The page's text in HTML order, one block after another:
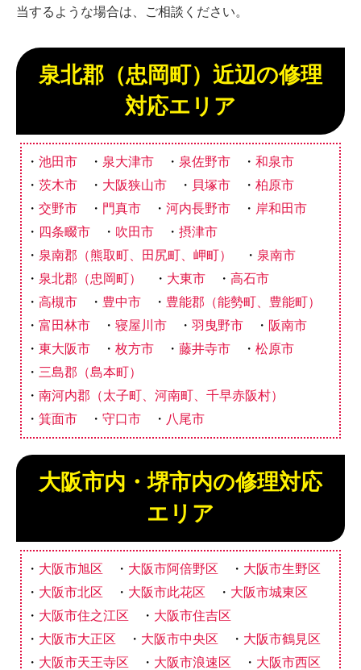
当するような場合は、ご相談ください。
泉北郡（忠岡町）近辺の修理
対応エリア
池田市 泉大津市 泉佐野市
和泉市
茨木市
大阪狭山市 貝塚市
柏原市
交野市
門真市 河内長野市
岸和田市
四条畷市
吹田市
摂津市
泉南郡（熊取町、田尻町、岬町）
泉南市
泉北郡（忠岡町）
大東市
高石市
高槻市
豊中市
豊能郡（能勢町、豊能町）
富田林市
寝屋川市 羽曳野市
阪南市
東大阪市
枚方市 藤井寺市
松原市
三島郡（島本町）
南河内郡（太子町、河南町、千早赤阪村）
箕面市
守口市 八尾市
大阪市内・堺市内の修理対応
エリア
大阪市旭区 大阪市阿倍野区
大阪市生野区
大阪市北区
大阪市此花区
大阪市城東区
大阪市住之江区
大阪市住吉区
大阪市大正区
大阪市中央区
大阪市鶴見区
大阪市天王寺区
大阪市浪速区
大阪市西区